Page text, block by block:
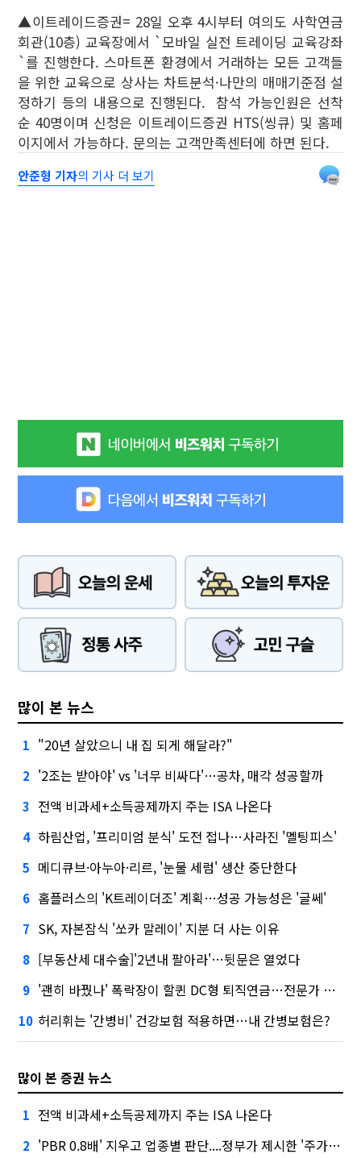
▲이트레이드증권= 28일 오후 4시부터 여의도 사학연금
회관(10층) 교육장에서 `모바일 실전 트레이딩 교육강좌
`를 진행한다. 스마트폰 환경에서 거래하는 모든 고객들
을 위한 교육으로 상사는 차트분석·나만의 매매기준점 설
정하기 등의 내용으로 진행된다. 참석 가능인원은 선착
순 40명이며 신청은 이트레이드증권 HTS(씽큐) 및 홈페
이지에서 가능하다. 문의는 고객만족센터에 하면 된다.
안준형 기자의 기사 더 보기
많이 본 뉴스
1 "20년 살았으니 내 집 되게 해달라?"
2 '2조는 받아야' vs '너무 비싸다'…공차, 매각 성공할까
3 전액 비과세+소득공제까지 주는 ISA 나온다
4 하림산업, '프리미엄 분식' 도전 접나…사라진 '멜팅피스'
5 메디큐브·아누아·리르, '눈물 세럼' 생산 중단한다
6 홈플러스의 'K트레이더조' 계획…성공 가능성은 '글쎄'
7 SK, 자본잠식 '쏘카 말레이' 지분 더 사는 이유
8 [부동산세 대수술]'2년내 팔아라'…뒷문은 열었다
9 '괜히 바꿨나' 폭락장이 할퀸 DC형 퇴직연금…전문가 조언은
10 허리휘는 '간병비' 건강보험 적용하면…내 간병보험은?
많이 본 증권 뉴스
1 전액 비과세+소득공제까지 주는 ISA 나온다
2 'PBR 0.8배' 지우고 업종별 판단....정부가 제시한 '주가 누르기' 방지법